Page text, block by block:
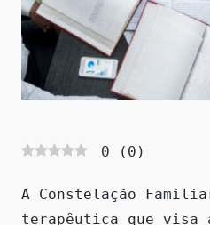
0 ( 0 )
A Constelação
terapêutica que visa